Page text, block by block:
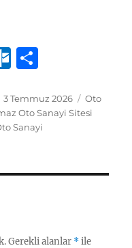
O
tl
o
k.
m
a
re
Yayın
tarihi
3 Temmuz 2026
Oto
Oto Sanayi Sitesi
Sanayi
Gerekli alanlar *ile